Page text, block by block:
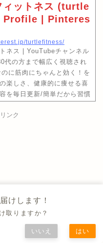
ィットネス (turtle
Profile | Pinteres
turtlefitness/
ネス | YouTubeチャンネル
代の方まで幅広く視聴され
に筋肉にちゃんと効く！を
楽しさ、健康的に痩せる喜
を毎日更新/簡単だから習慣
トは返信します
ンク
けします！
取りますか？
いいえ はい